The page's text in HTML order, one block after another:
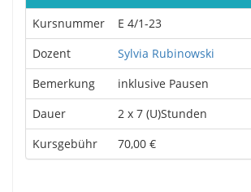
Kursnummer
E 4/1-23
Dozent
Sylvia Rubinowski
Bemerkung
inklusive Pausen
Dauer
2 x 7 (U)Stunden
Kursgebühr
70,00 €